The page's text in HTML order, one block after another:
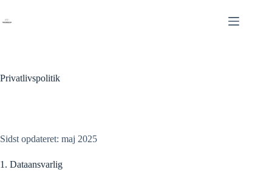
indhold
Privatlivspolitik
Sidst opdateret: maj 2025
1. Dataansvarlig